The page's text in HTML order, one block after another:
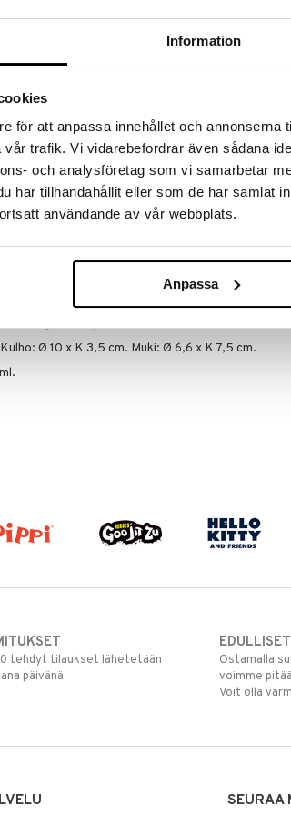
Information
för att anpassa innehållet och annonserna
trafik. Vi vidarebefordrar även sådana
och analysföretag som vi samarbetar
har tillhandahållit eller som de har samlat
användande av vår webbplats.
Anpassa
tehdä löytöjä suuresta ALEstamme. Juuri
hinnoilla!
31.8.2026 asti mutta ole nopea -
ale-löydöt »
tekee aterioista hauskoja! Käytännöllinen
Täydellinen astiasto sekä vauvoille että
saamaan ruoan ylös. Silikoninen
lämmönkestävä ja sopii käytettäväksi
Ø 10 x K 3,5 cm. Muki: Ø 6,6 x K 7,5 cm.
tehdyt tilaukset lähetetään
päivänä
Ostamalla
voimme
Voit olla
SEURAA